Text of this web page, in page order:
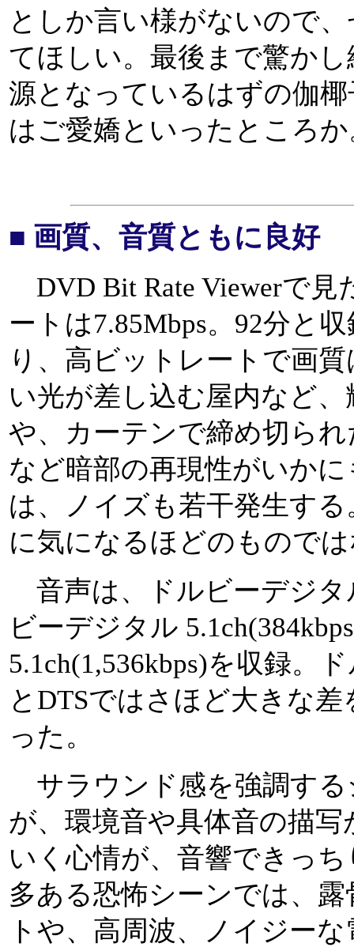
としか言い様がないので
てほしい。最後まで驚か
源となっているはずの伽
はご愛嬌といったところか
■ 画質、音質ともに良好
DVD Bit Rate Viewerで見
ートは7.85Mbps。92分と
り、高ビットレートで画
い光が差し込む屋内など
や、カーテンで締め切ら
など暗部の再現性がいか
は、ノイズも若干発生す
に気になるほどのもので
音声は、ドルビーデジタ
ビーデジタル
5.1ch(1,536kbps)を収録。
とDTSではさほど大きな
った。
サラウンド感を強調する
が、環境音や具体音の描
いく心情が、音響できっ
多ある恐怖シーンでは、
トや、高周波、ノイジー